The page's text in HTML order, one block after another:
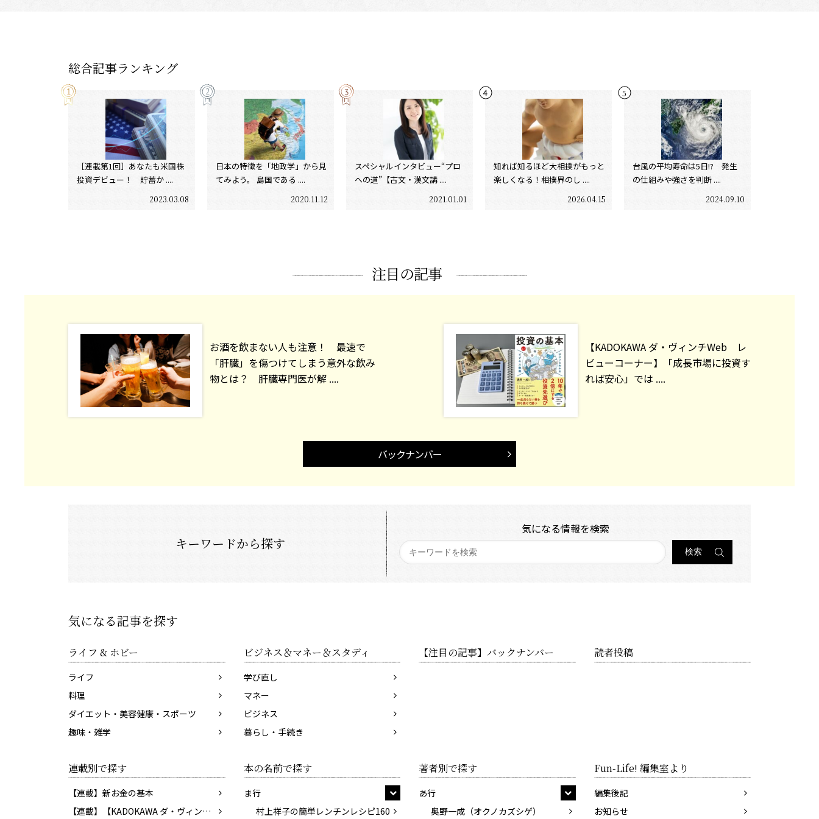
総合記事ランキング
［連載第1回］あなたも米国株
投資デビュー！ 貯蓄か ....
2023.03.08
日本の特徴を「地政学」から見
てみよう。 島国である ....
2020.11.12
スペシャルインタビュー“プロ
への道”【古文・漢文講 ....
2021.01.01
知れば知るほど大相撲がもっと
楽しくなる！相撲界のし ....
2026.04.15
台風の平均寿命は5日!? 発生
の仕組みや強さを判断 ....
2024.09.10
注目の記事
お酒を飲まない人も注意！ 最速で
「肝臓」を傷つけてしまう意外な飲み
物とは？ 肝臓専門医が解 ....
【KADOKAWA ダ・ヴィンチWeb レ
ビューコーナー】「成長市場に投資す
れば安心」では ....
バックナンバー
キーワードから探す
気になる情報を検索
気になる記事を探す
ライフ & ホビー
ライフ
料理
ダイエット・美容健康・スポーツ
趣味・雑学
ビジネス＆マネー＆スタディ
学び直し
マネー
ビジネス
暮らし・手続き
【注目の記事】バックナンバー 読者投稿
連載別で探す
【連載】新お金の基本
【連載】【KADOKAWA ダ・ヴィンチWeb】レビューコーナー
本の名前で探す
ま行
村上祥子の簡単レンチンレシピ160
著者別で探す
あ行
奥野一成（オクノカズシゲ）
Fun-Life! 編集室より
編集後記
お知らせ